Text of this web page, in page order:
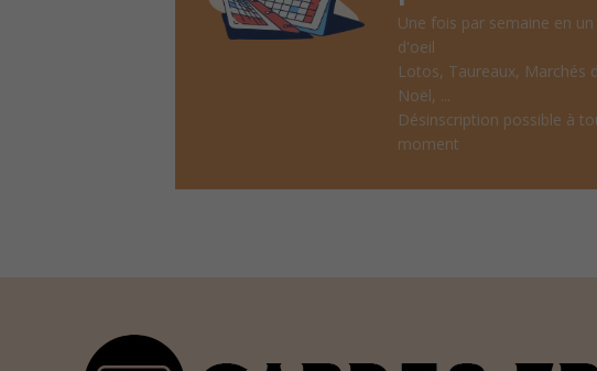
Une fois par semaine en
d'oeil
Lotos, Taureaux, Marchés
Noël, ...
Désinscription possible à
moment